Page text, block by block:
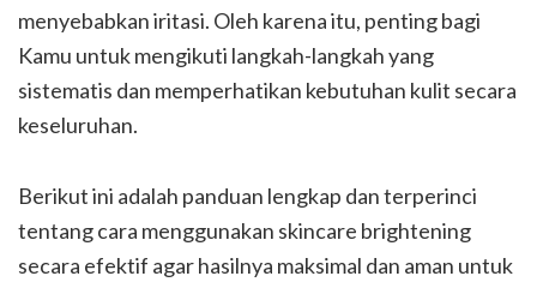
menyebabkan iritasi. Oleh karena itu, penting bagi
Kamu untuk mengikuti langkah-langkah yang
sistematis dan memperhatikan kebutuhan kulit secara
keseluruhan.
Berikut ini adalah panduan lengkap dan terperinci
tentang cara menggunakan skincare brightening
secara efektif agar hasilnya maksimal dan aman untuk